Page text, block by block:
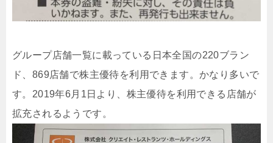
グループ店舗一覧に載っている日本全国の220ブラン
ド、869店舗で株主優待を利用できます。かなり多いで
す。2019年6月1日より、株主優待を利用できる店舗が
拡充されるようです。